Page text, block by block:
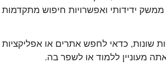
ידידותי ואפשרויות חיפוש
שונות, כדאי לחפש אתרים או
מעוניין ללמוד או לשפר בה.